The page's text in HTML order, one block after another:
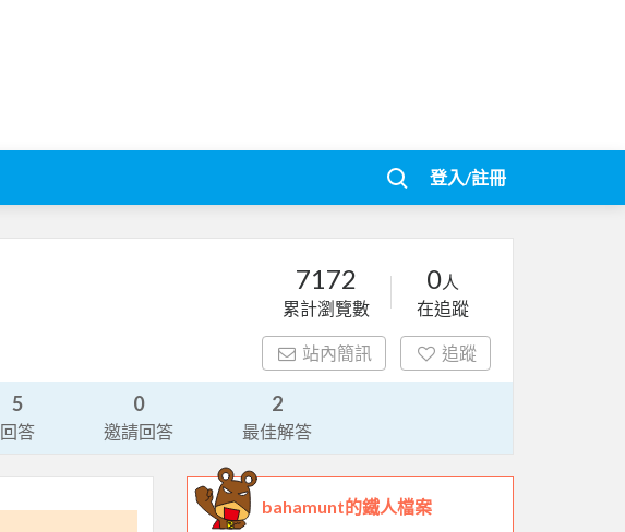
登入/註冊
7172
累計瀏覽數
0人
在追蹤
站內簡訊 追蹤
5
回答
0
邀請回答
2
最佳解答
bahamunt的鐵人檔案